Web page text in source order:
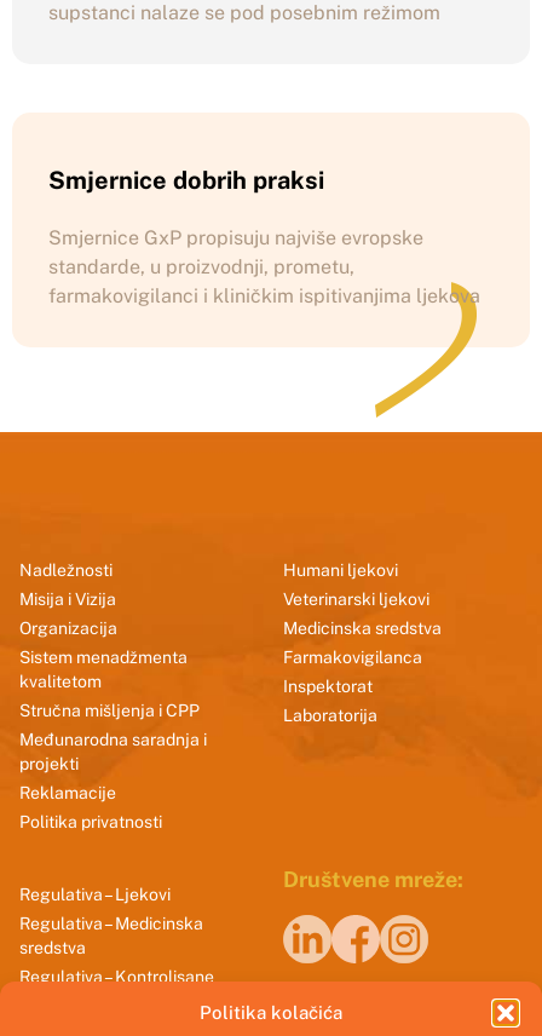
Politika kolačića
supstanci nalaze se pod posebnim režimom
Smjernice dobrih praksi
Smjernice GxP propisuju najviše evropske
standarde, u proizvodnji, prometu,
farmakovigilanci i kliničkim ispitivanjima ljekova
Nadležnosti
Misija i Vizija
Organizacija
Sistem menadžmenta
kvalitetom
Stručna mišljenja i CPP
Međunarodna saradnja i
projekti
Reklamacije
Politika privatnosti
Humani ljekovi
Veterinarski ljekovi
Medicinska sredstva
Farmakovigilanca
Inspektorat
Laboratorija
Regulativa – Ljekovi
Regulativa – Medicinska
sredstva
Regulativa – Kontrolisane
Društvene mreže: